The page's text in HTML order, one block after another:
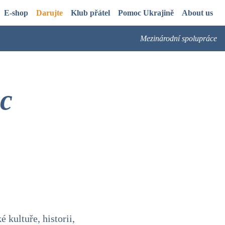
E-shop Darujte Klub přátel Pomoc Ukrajině About us
Mezinárodní spolupráce
kultuře, historii,